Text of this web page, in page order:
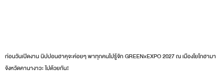
ก่อนวันเปิดงาน นิปปอนฮาคุจะค่อยๆ พาทุกคนไปรู้จัก GREEN×EXPO 2027 ณ เมืองโยโกฮามา
จังหวัดคานางาวะ ไปด้วยกัน!